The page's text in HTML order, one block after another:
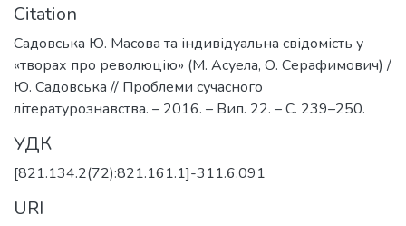
Citation
Садовська Ю. Масова та індивідуальна свідомість у
«творах про революцію» (М. Асуела, О. Серафимович) /
Ю. Садовська // Проблеми сучасного
літературознавства. – 2016. – Вип. 22. – С. 239–250.
УДК
[821.134.2(72):821.161.1]-311.6.091
URI